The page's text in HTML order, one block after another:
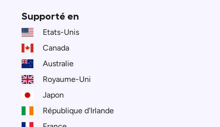
Supporté en
Etats-Unis
Canada
Australie
Royaume-Uni
Japon
République d'Irlande